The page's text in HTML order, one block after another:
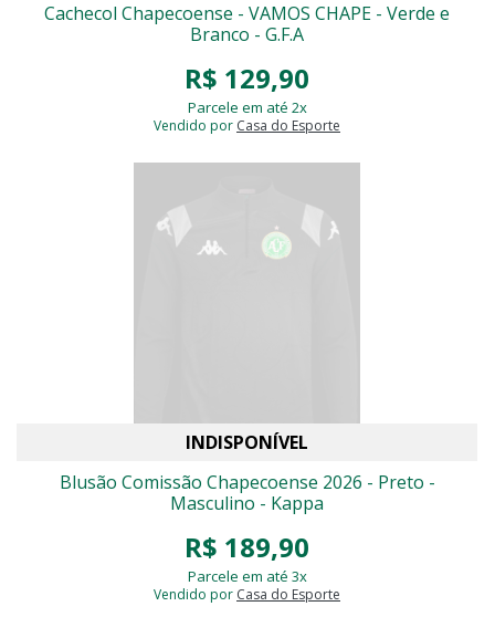
Cachecol Chapecoense - VAMOS CHAPE - Verde e
Branco - G.F.A
R$ 129,90
Parcele em até 2x
Vendido por Casa do Esporte
INDISPONÍVEL
Blusão Comissão Chapecoense 2026 - Preto -
Masculino - Kappa
R$ 189,90
Parcele em até 3x
Vendido por Casa do Esporte